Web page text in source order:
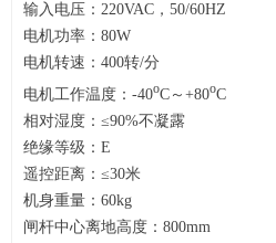
输入电压：220VAC，50/60HZ
电机功率：80W
电机转速：400转/分
电机工作温度：-40oC～+80oC
相对湿度：≤90%不凝露
绝缘等级：E
遥控距离：≤30米
机身重量：60kg
闸杆中心离地高度：800mm